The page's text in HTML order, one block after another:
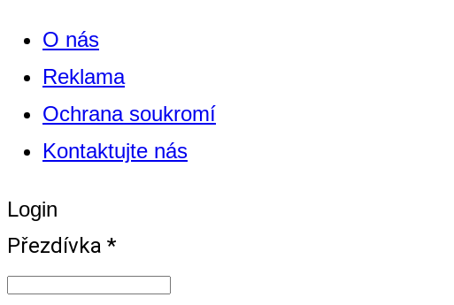
O nás
Reklama
Ochrana soukromí
Kontaktujte nás
Login
Přezdívka *